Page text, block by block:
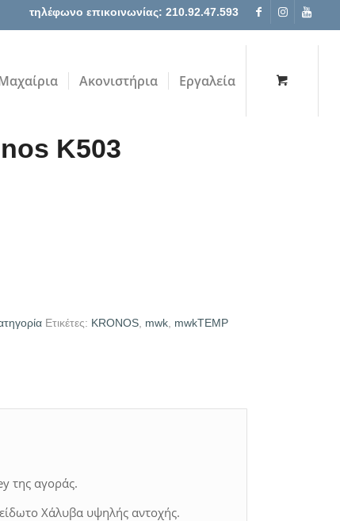
τηλέφωνο επικοινωνίας: 210.92.47.593
Ακονιστήρια Εργαλεία
K503
Ετικέτες: KRONOS mwk mwkTEMP
της αγοράς.
Χάλυβα υψηλής αντοχής.